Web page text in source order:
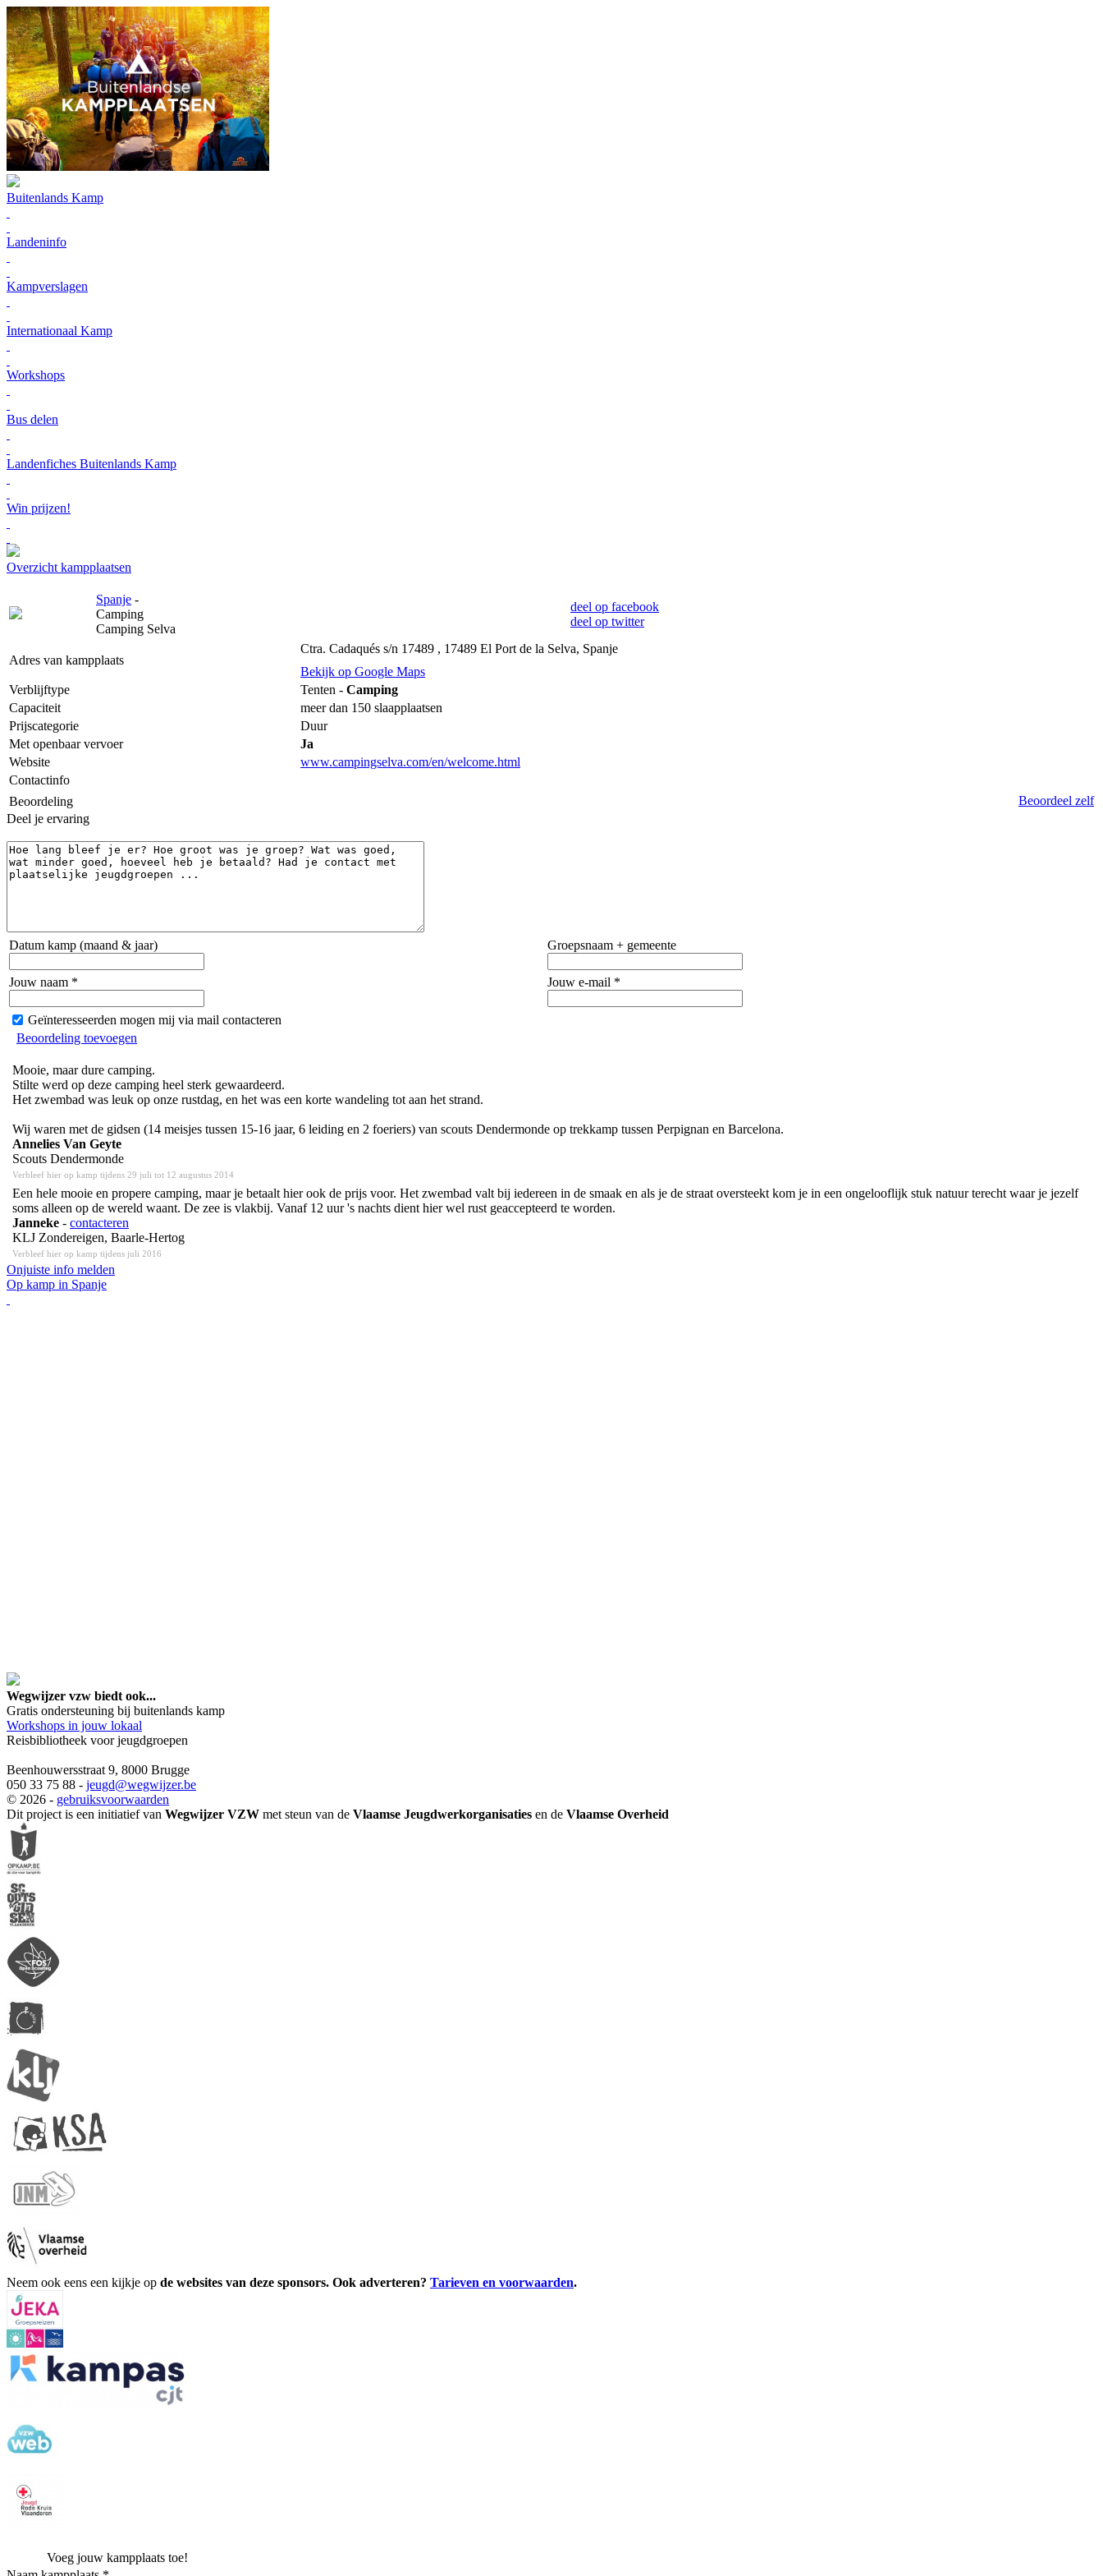
Buitenlands Kamp
Landeninfo
Kampverslagen
Internationaal Kamp
Workshops
Bus delen
Landenfiches Buitenlands Kamp
Win prijzen!
Overzicht kampplaatsen
Spanje -
Camping
Camping Selva
deel op facebook
deel op twitter
Adres van kampplaats
Ctra. Cadaqués s/n 17489 , 17489 El Port de la Selva, Spanje
Bekijk op Google Maps
Verblijftype
Tenten - Camping
Capaciteit
meer dan 150 slaapplaatsen
Prijscategorie
Duur
Met openbaar vervoer
Ja
Website
www.campingselva.com/en/welcome.html
Contactinfo
Beoordeling
Beoordeel zelf
Deel je ervaring
Datum kamp (maand & jaar) Groepsnaam + gemeente
Jouw naam * Jouw e-mail *
Geïnteresseerden mogen mij via mail contacteren
Beoordeling toevoegen
Mooie, maar dure camping.
Stilte werd op deze camping heel sterk gewaardeerd.
Het zwembad was leuk op onze rustdag, en het was een korte wandeling tot aan het strand.
Wij waren met de gidsen (14 meisjes tussen 15-16 jaar, 6 leiding en 2 foeriers) van scouts Dendermonde op trekkamp tussen Perpignan en Barcelona.
Annelies Van Geyte
Scouts Dendermonde
Verbleef hier op kamp tijdens 29 juli tot 12 augustus 2014
Een hele mooie en propere camping, maar je betaalt hier ook de prijs voor. Het zwembad valt bij iedereen in de smaak en als je de straat oversteekt kom je in een ongelooflijk stuk natuur terecht waar je jezelf
soms alleen op de wereld waant. De zee is vlakbij. Vanaf 12 uur 's nachts dient hier wel rust geaccepteerd te worden.
Janneke - contacteren
KLJ Zondereigen, Baarle-Hertog
Verbleef hier op kamp tijdens juli 2016
Onjuiste info melden
Op kamp in Spanje
Wegwijzer vzw biedt ook...
Gratis ondersteuning bij buitenlands kamp
Workshops in jouw lokaal
Reisbibliotheek voor jeugdgroepen
Beenhouwersstraat 9, 8000 Brugge
050 33 75 88 - jeugd@wegwijzer.be
© 2026 - gebruiksvoorwaarden
Dit project is een initiatief van Wegwijzer VZW met steun van de Vlaamse Jeugdwerkorganisaties en de Vlaamse Overheid
Neem ook eens een kijkje op de websites van deze sponsors. Ook adverteren? Tarieven en voorwaarden.
Voeg jouw kampplaats toe!